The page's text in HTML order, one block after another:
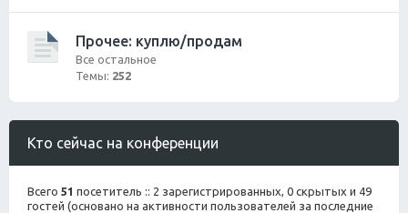
Прочее: куплю/продам
Все остальное
Темы: 252
Кто сейчас на конференции
Всего 51 посетитель :: 2 зарегистрированных, 0 скрытых и 49
гостей (основано на активности пользователей за последние